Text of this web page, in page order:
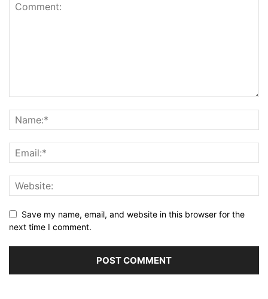
Save my name, email, and website in this browser for the
next time I comment.